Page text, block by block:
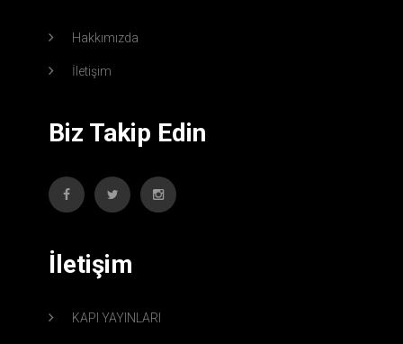
Hakkımızda
İletişim
Biz Takip Edin
İletişim
KAPI YAYINLARI